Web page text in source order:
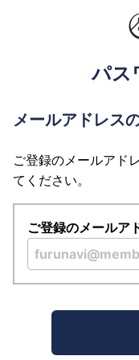
パス
メールアドレス
ご登録のメールアド
てください。
ご登録のメールア